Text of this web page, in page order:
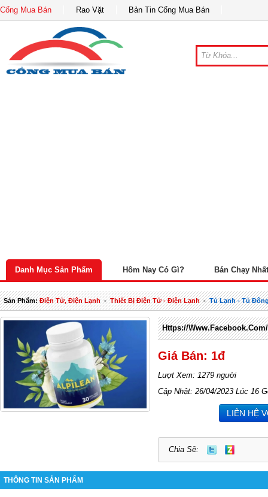
Cổng Mua Bán Rao Vặt Bản Tin Cổng Mua Bán
Danh Mục Sản Phẩm Hôm Nay Có Gì? Bán Chạy Nhất
Sản Phẩm:Điện Tử, Điện Lạnh-Thiết Bị Điện Tử - Điện Lạnh-Tủ Lạnh - Tủ
Https://
Giá Bán: 1đ
Lượt Xem: 1279 người
Cập Nhật: 26/04/2023 Lúc 16
LIÊN HỆ
Chia Sẽ:
THÔNG TIN SẢN PHẨM